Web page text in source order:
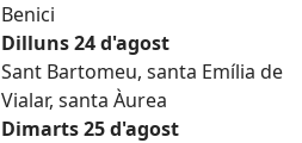
Benici
Dilluns 24 d'agost
Sant Bartomeu, santa Emília de
Vialar, santa Àurea
Dimarts 25 d'agost